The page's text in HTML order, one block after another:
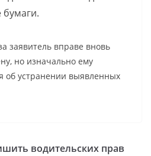
заявитель вправе вновь
но изначально ему
об устранении выявленных
водительских прав